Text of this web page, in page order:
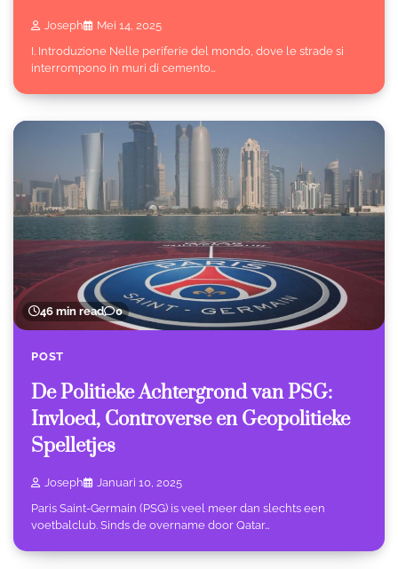
Joseph
Mei 14, 2025
I. Introduzione Nelle periferie del mondo, dove le strade si
interrompono in muri di cemento…
46 min read 0
POST
De Politieke Achtergrond van PSG:
Invloed, Controverse en Geopolitieke
Spelletjes
Joseph
Januari 10, 2025
Paris Saint-Germain (PSG) is veel meer dan slechts een
voetbalclub. Sinds de overname door Qatar…